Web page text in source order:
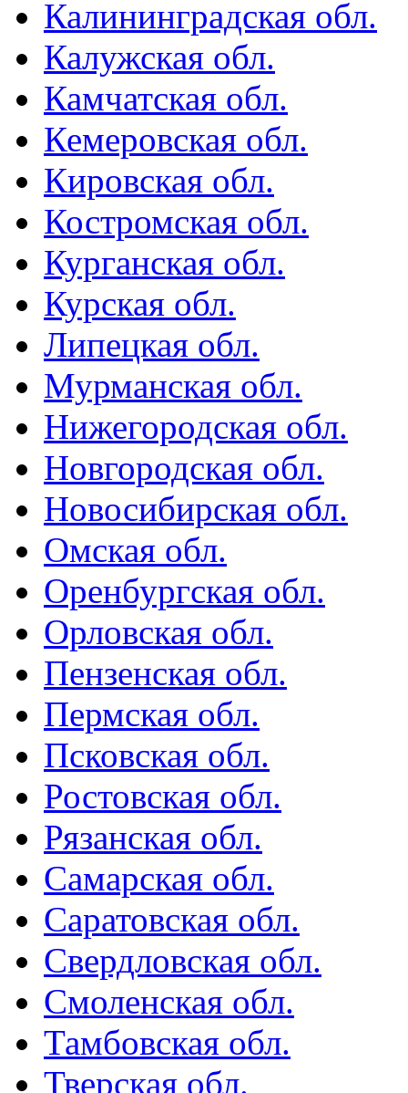
Калининградская обл.
Калужская обл.
Камчатская обл.
Кемеровская обл.
Кировская обл.
Костромская обл.
Курганская обл.
Курская обл.
Липецкая обл.
Мурманская обл.
Нижегородская обл.
Новгородская обл.
Новосибирская обл.
Омская обл.
Оренбургская обл.
Орловская обл.
Пензенская обл.
Пермская обл.
Псковская обл.
Ростовская обл.
Рязанская обл.
Самарская обл.
Саратовская обл.
Свердловская обл.
Смоленская обл.
Тамбовская обл.
Тверская обл.